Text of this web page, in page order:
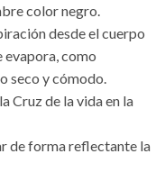
color negro.
desde el cuerpo
evapora, como
seco y cómodo.
Cruz de la vida en la
de forma reflectante la